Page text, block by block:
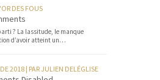
DES FOUS
? La lassitude, le manque
d’avoir atteint un…
2018 | PAR JULIEN DELÉGLISE